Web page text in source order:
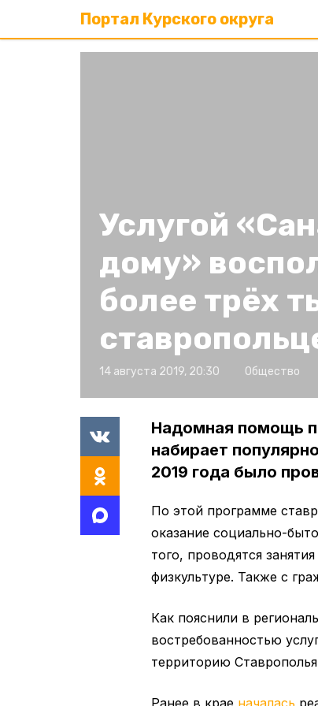
Портал Курского округа
Услугой
дому»
более трёх
14 августа 2019, 20:30 Общество
Надомная помощь
набирает
2019 года было
По этой программе
оказание социально-
того, проводятся
физкультуре. Также с
Как пояснили в
востребованностью
территорию
Ранее в крае началась